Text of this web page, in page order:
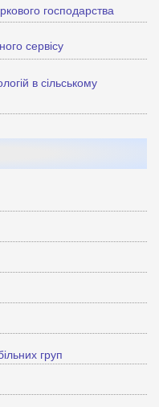
господарства
сервісу
в сільському
груп